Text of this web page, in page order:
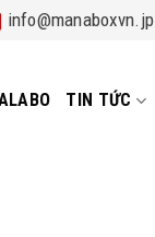
info@manaboxvn.jp
TIN TỨC